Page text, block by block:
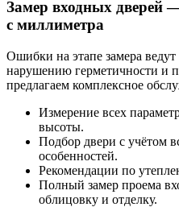
Замер входных дверей
с миллиметра
Ошибки на этапе замера
нарушению герметичности и
предлагаем комплексное
Измерение всех
высоты.
Подбор двери с учётом
особенностей.
Рекомендации по
Полный замер проема
облицовку и отделку.